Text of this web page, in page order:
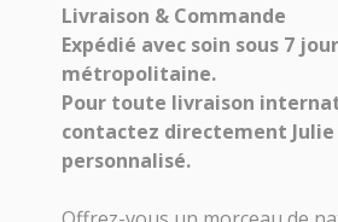
Livraison & Commande
Expédié avec soin sous 7
métropolitaine.
Pour toute livraison
contactez directement Julie
personnalisé.